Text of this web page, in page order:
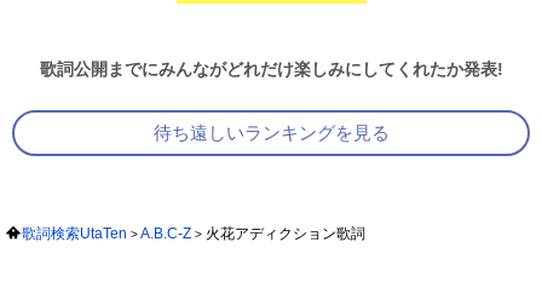
歌詞公開までにみんながどれだけ楽しみにしてくれたか発表!
待ち遠しいランキングを見る
歌詞検索UtaTen A.B.C-Z 火花アディクション歌詞